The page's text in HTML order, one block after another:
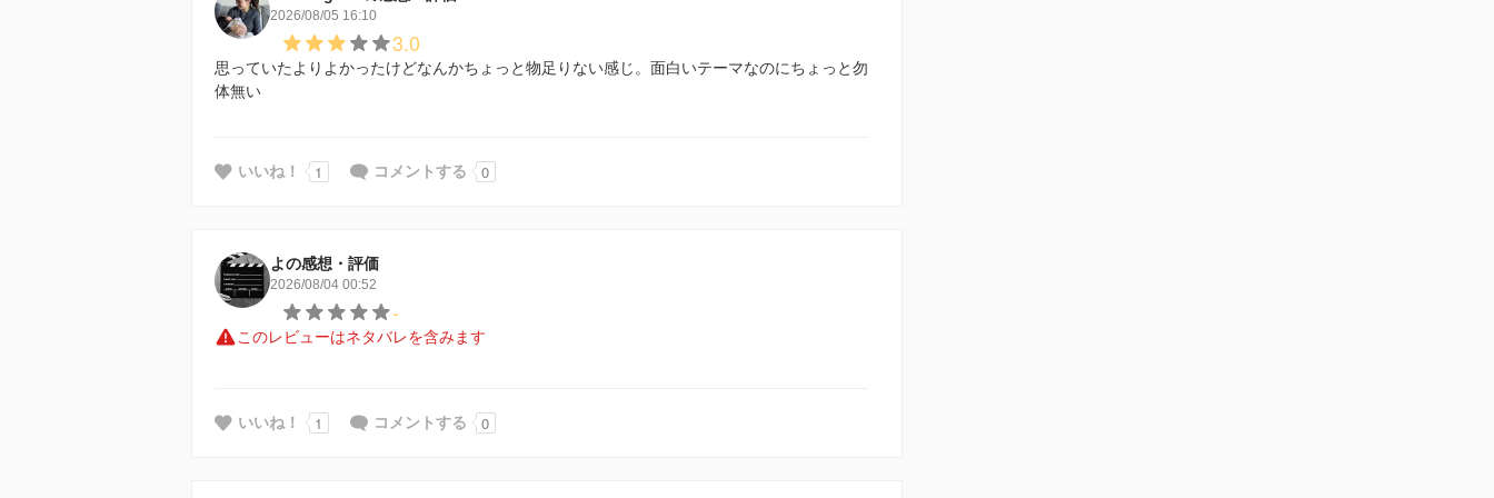
2026/08/05 16:10
3.0
思っていたよりよかったけどなんかちょっと物足りない感じ。面白いテーマなのにちょっと勿
体無い
いいね！ 1 コメントする 0
よの感想・評価
2026/08/04 00:52
-
このレビューはネタバレを含みます
いいね！ 1 コメントする 0